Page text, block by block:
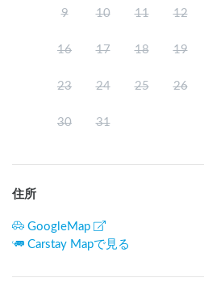
9 10 11 12
16 17 18 19
23 24 25 26
30 31
住所
GoogleMap
Carstay Mapで見る